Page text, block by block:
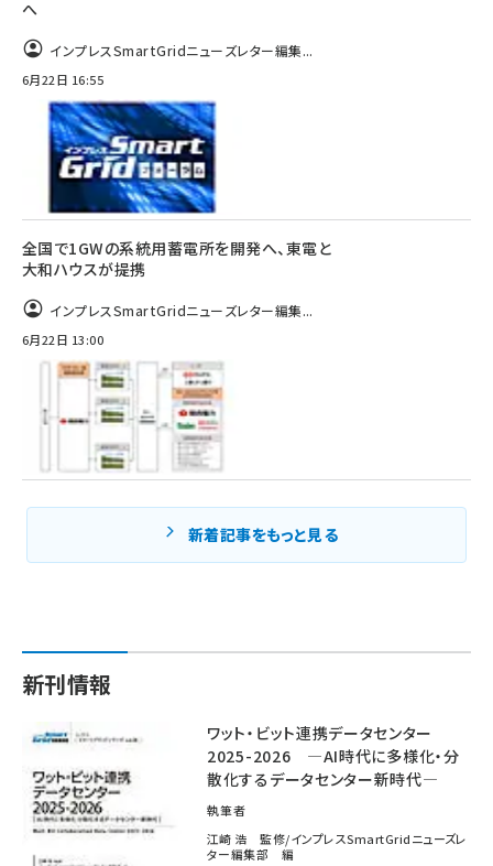
へ
インプレスSmartGridニューズレター編集...
6月22日 16:55
全国で1GWの系統用蓄電所を開発へ、東電と
大和ハウスが提携
インプレスSmartGridニューズレター編集...
6月22日 13:00
新着記事をもっと見る
新刊情報
ワット・ビット連携データセンター
2025-2026 ―AI時代に多様化・分
散化するデータセンター新時代―
執筆者
江崎 浩 監修/インプレスSmartGridニューズレ
ター編集部 編